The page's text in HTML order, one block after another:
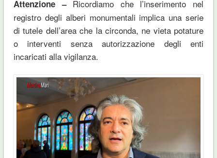
Attenzione –Ricordiamo che l’inserimento nel
registro degli alberi monumentali implica una serie
di tutele dell’area che la circonda, ne vieta potature
o interventi senza autorizzazione degli enti
incaricati alla vigilanza.